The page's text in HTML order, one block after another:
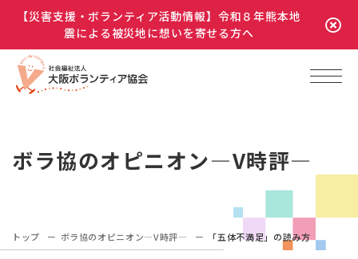
【災害支援・ボランティア活動情報】令和８年熊本地
震による被災地に想いを寄せる方へ
ボラ協のオピニオン―V時評―
トップ ボラ協のオピニオン―V時評― 「五体不満足」の読み方